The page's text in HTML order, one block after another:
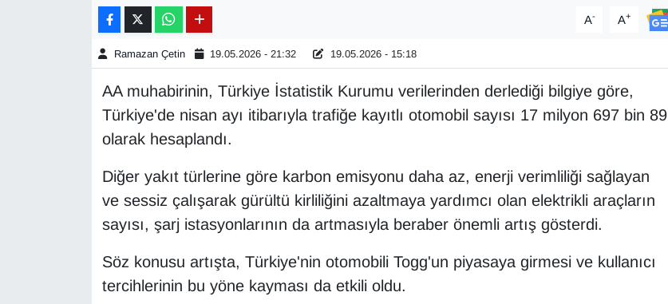
A- A+
Ramazan Çetin 19.05.2026 - 21:32 19.05.2026 - 15:18
AA muhabirinin, Türkiye İstatistik Kurumu verilerinden derlediği bilgiye göre,
Türkiye'de nisan ayı itibarıyla trafiğe kayıtlı otomobil sayısı 17 milyon 697 bin 89
olarak hesaplandı.
Diğer yakıt türlerine göre karbon emisyonu daha az, enerji verimliliği sağlayan
ve sessiz çalışarak gürültü kirliliğini azaltmaya yardımcı olan elektrikli araçların
sayısı, şarj istasyonlarının da artmasıyla beraber önemli artış gösterdi.
Söz konusu artışta, Türkiye'nin otomobili Togg'un piyasaya girmesi ve kullanıcı
tercihlerinin bu yöne kayması da etkili oldu.
Gündem
HABERDE İNSAN
Kim Kimdir?